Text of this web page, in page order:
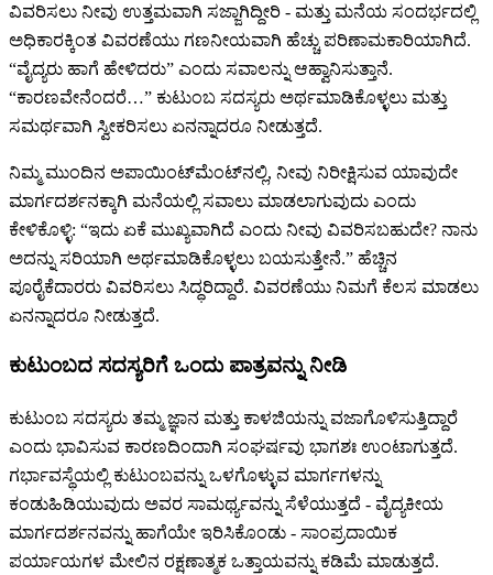
ವಿವರಿಸಲು ನೀವು ಉತ್ತಮವಾಗಿ ಸಜ್ಜಾಗಿದ್ದೀರಿ - ಮತ್ತು ಮನೆಯ ಸಂದರ್ಭದಲ್ಲಿ
ಅಧಿಕಾರಕ್ಕಿಂತ ವಿವರಣೆಯು ಗಣನೀಯವಾಗಿ ಹೆಚ್ಚು ಪರಿಣಾಮಕಾರಿಯಾಗಿದೆ.
“ವೈದ್ಯರು ಹಾಗೆ ಹೇಳಿದರು” ಎಂದು ಸವಾಲನ್ನು ಆಹ್ವಾನಿಸುತ್ತಾನೆ.
“ಕಾರಣವೇನೆಂದರೆ…” ಕುಟುಂಬ ಸದಸ್ಯರು ಅರ್ಥಮಾಡಿಕೊಳ್ಳಲು ಮತ್ತು
ಸಮರ್ಥವಾಗಿ ಸ್ವೀಕರಿಸಲು ಏನನ್ನಾದರೂ ನೀಡುತ್ತದೆ.
ನಿಮ್ಮ ಮುಂದಿನ ಅಪಾಯಿಂಟ್‌ಮೆಂಟ್‌ನಲ್ಲಿ, ನೀವು ನಿರೀಕ್ಷಿಸುವ ಯಾವುದೇ
ಮಾರ್ಗದರ್ಶನಕ್ಕಾಗಿ ಮನೆಯಲ್ಲಿ ಸವಾಲು ಮಾಡಲಾಗುವುದು ಎಂದು
ಕೇಳಿಕೊಳ್ಳಿ: “ಇದು ಏಕೆ ಮುಖ್ಯವಾಗಿದೆ ಎಂದು ನೀವು ವಿವರಿಸಬಹುದೇ? ನಾನು
ಅದನ್ನು ಸರಿಯಾಗಿ ಅರ್ಥಮಾಡಿಕೊಳ್ಳಲು ಬಯಸುತ್ತೇನೆ.” ಹೆಚ್ಚಿನ
ಪೂರೈಕೆದಾರರು ವಿವರಿಸಲು ಸಿದ್ಧರಿದ್ದಾರೆ. ವಿವರಣೆಯು ನಿಮಗೆ ಕೆಲಸ ಮಾಡಲು
ಏನನ್ನಾದರೂ ನೀಡುತ್ತದೆ.
ಕುಟುಂಬದ ಸದಸ್ಯರಿಗೆ ಒಂದು ಪಾತ್ರವನ್ನು ನೀಡಿ
ಕುಟುಂಬ ಸದಸ್ಯರು ತಮ್ಮ ಜ್ಞಾನ ಮತ್ತು ಕಾಳಜಿಯನ್ನು ವಜಾಗೊಳಿಸುತ್ತಿದ್ದಾರೆ
ಎಂದು ಭಾವಿಸುವ ಕಾರಣದಿಂದಾಗಿ ಸಂಘರ್ಷವು ಭಾಗಶಃ ಉಂಟಾಗುತ್ತದೆ.
ಗರ್ಭಾವಸ್ಥೆಯಲ್ಲಿ ಕುಟುಂಬವನ್ನು ಒಳಗೊಳ್ಳುವ ಮಾರ್ಗಗಳನ್ನು
ಕಂಡುಹಿಡಿಯುವುದು ಅವರ ಸಾಮರ್ಥ್ಯವನ್ನು ಸೆಳೆಯುತ್ತದೆ - ವೈದ್ಯಕೀಯ
ಮಾರ್ಗದರ್ಶನವನ್ನು ಹಾಗೆಯೇ ಇರಿಸಿಕೊಂಡು - ಸಾಂಪ್ರದಾಯಿಕ
ಪರ್ಯಾಯಗಳ ಮೇಲಿನ ರಕ್ಷಣಾತ್ಮಕ ಒತ್ತಾಯವನ್ನು ಕಡಿಮೆ ಮಾಡುತ್ತದೆ.